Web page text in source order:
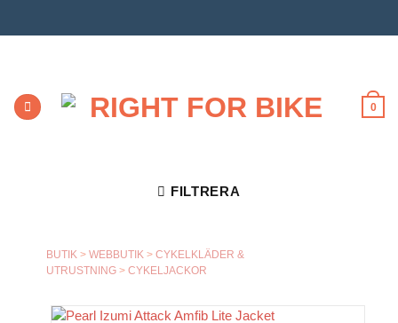
0
FILTRERA
BUTIK > WEBBUTIK > CYKELKLÄDER &
UTRUSTNING > CYKELJACKOR